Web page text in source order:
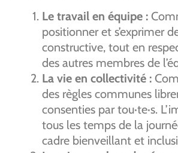
Le travail en équipe :
positionner et s’exprimer
constructive, tout en
des autres membres de
La vie en collectivité :
des règles communes
consenties par tou·te·s.
tous les temps de la
cadre bienveillant et